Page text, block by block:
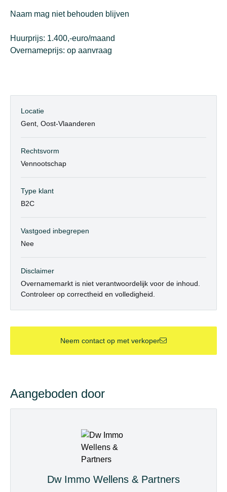
Naam mag niet behouden blijven
Huurprijs: 1.400,-euro/maand
Overnameprijs: op aanvraag
Locatie
Gent, Oost-Vlaanderen
Rechtsvorm
Vennootschap
Type klant
B2C
Vastgoed inbegrepen
Nee
Disclaimer
Overnamemarkt is niet verantwoordelijk voor de inhoud.
Controleer op correctheid en volledigheid.
Neem contact op met verkoper
Aangeboden door
Dw Immo Wellens & Partners